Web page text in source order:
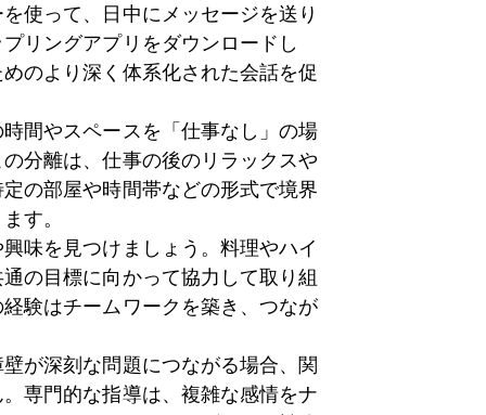
使って、日中にメッセージを送り
リングアプリをダウンロードし
のより深く体系化された会話を促
間やスペースを「仕事なし」の場
分離は、仕事の後のリラックスや
の部屋や時間帯などの形式で境界
す。
味を見つけましょう。料理やハイ
の目標に向かって協力して取り組
験はチームワークを築き、つなが
が深刻な問題につながる場合、関
専門的な指導は、複雑な感情をナ